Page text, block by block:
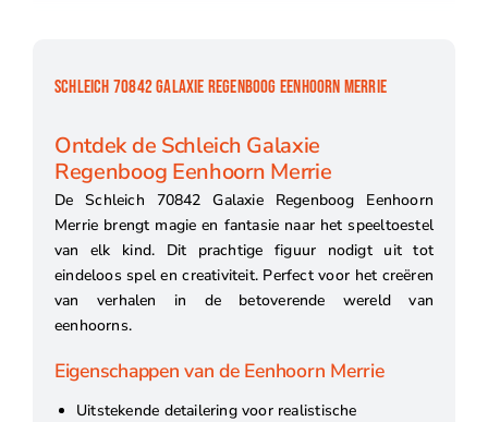
SCHLEICH 70842 GALAXIE REGENBOOG EENHOORN MERRIE
Ontdek de Schleich Galaxie
Regenboog Eenhoorn Merrie
De Schleich 70842 Galaxie Regenboog Eenhoorn
Merrie brengt magie en fantasie naar het speeltoestel
van elk kind. Dit prachtige figuur nodigt uit tot
eindeloos spel en creativiteit. Perfect voor het creëren
van verhalen in de betoverende wereld van
eenhoorns.
Eigenschappen van de Eenhoorn Merrie
Uitstekende detailering voor realistische